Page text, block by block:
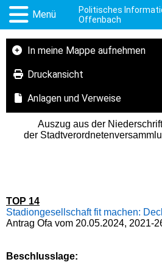
Menü
Politisches
Offenbach
In meine Mappe aufnehmen
Druckansicht
Anlagen und Verweise
Auszug aus der
der
TOP 14
Stadiongesellschaft fit machen:
Antrag Ofa vom 20.05.2024, 2021-
Beschlusslage: